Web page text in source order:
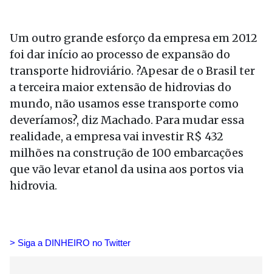
Um outro grande esforço da empresa em 2012
foi dar início ao processo de expansão do
transporte hidroviário. ?Apesar de o Brasil ter
a terceira maior extensão de hidrovias do
mundo, não usamos esse transporte como
deveríamos?, diz Machado. Para mudar essa
realidade, a empresa vai investir R$ 432
milhões na construção de 100 embarcações
que vão levar etanol da usina aos portos via
hidrovia.
> Siga a DINHEIRO no Twitter